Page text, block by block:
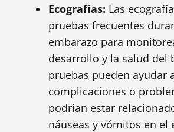
Ecografías: Las
pruebas frecuentes
embarazo para
desarrollo y la salud del
pruebas pueden ayudar
complicaciones o
podrían estar
náuseas y vómitos en el